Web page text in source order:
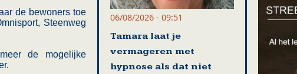
de bewoners toe
Steenweg
de mogelijke
06/08/2026 - 09:51
Tamara laat je
vermageren met
hypnose als dat niet